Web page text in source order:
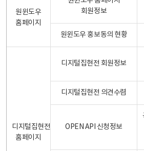
원윈도우
홈페이지
회원정보
원윈도우 홍보동의 현황
디지털집현전
홈페이지
디지털집현전 회원정보
디지털집현전 의견수렴
OPEN API 신청정보